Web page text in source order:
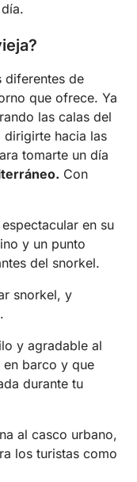
diferentes de
que ofrece. Ya
las calas del
hacia las
tomarte un día
Con
en su
y un punto
del snorkel.
snorkel, y
y agradable al
barco y que
durante tu
al casco urbano,
los turistas como